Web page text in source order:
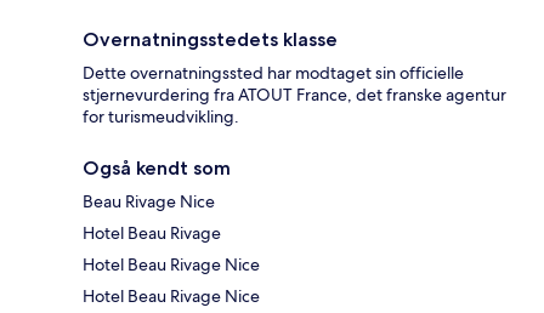
Overnatningsstedets klasse
Dette overnatningssted har modtaget sin officielle
stjernevurdering fra ATOUT France, det franske agentur
for turismeudvikling.
Også kendt som
Beau Rivage Nice
Hotel Beau Rivage
Hotel Beau Rivage Nice
Hotel Beau Rivage Nice